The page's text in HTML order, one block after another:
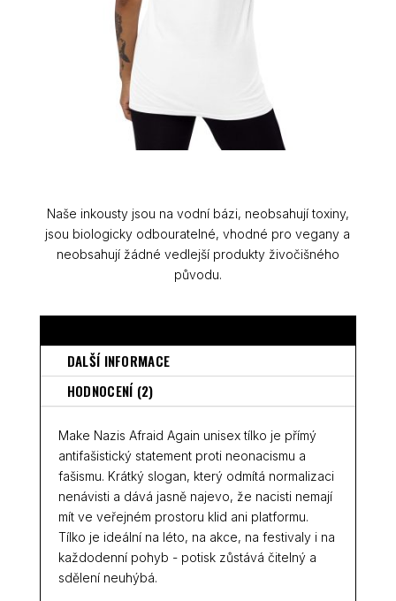
Naše inkousty jsou na vodní bázi, neobsahují toxiny,
jsou biologicky odbouratelné, vhodné pro vegany a
neobsahují žádné vedlejší produkty živočišného
původu.
DALŠÍ INFORMACE
HODNOCENÍ (2)
Make Nazis Afraid Again unisex tílko je přímý
antifašistický statement proti neonacismu a
fašismu. Krátký slogan, který odmítá normalizaci
nenávisti a dává jasně najevo, že nacisti nemají
mít ve veřejném prostoru klid ani platformu.
Tílko je ideální na léto, na akce, na festivaly i na
každodenní pohyb - potisk zůstává čitelný a
sdělení neuhýbá.